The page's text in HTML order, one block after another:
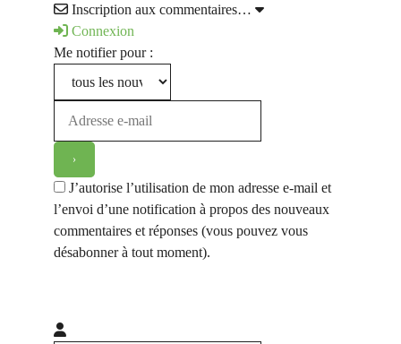
Inscription aux commentaires…
Connexion
Me notifier pour :
J’autorise l’utilisation de mon adresse e-mail et
l’envoi d’une notification à propos des nouveaux
commentaires et réponses (vous pouvez vous
désabonner à tout moment).